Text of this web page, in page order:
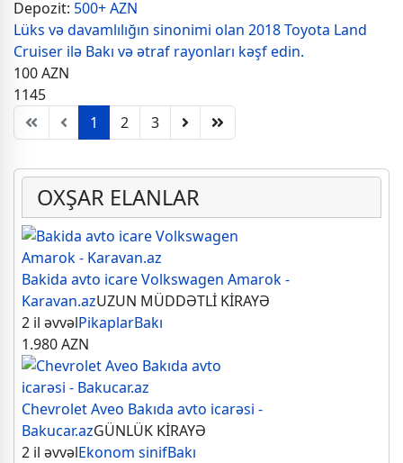
Depozit: 500+ AZN
Lüks və davamlılığın sinonimi olan 2018 Toyota Land
Cruiser ilə Bakı və ətraf rayonları kəşf edin.
100AZN
1145
1
2 3
OXŞAR ELANLAR
Bakida avto icare Volkswagen Amarok -
Karavan.azUZUN MÜDDƏTLİ KİRAYƏ
2 il əvvəlPikaplarBakı
1.980AZN
Chevrolet Aveo Bakıda avto icarəsi -
Bakucar.azGÜNLÜK KİRAYƏ
2 il əvvəlEkonom sinifBakı